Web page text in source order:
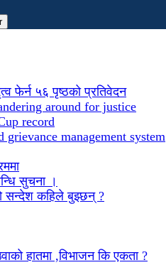
फेर्न ५६ पृष्ठको प्रतिवेदन
around for justice
record
grievance management system
सुचना ।
सन्देश कहिले बुझ्छन् ?
हातमा ,विभाजन कि एकता ?